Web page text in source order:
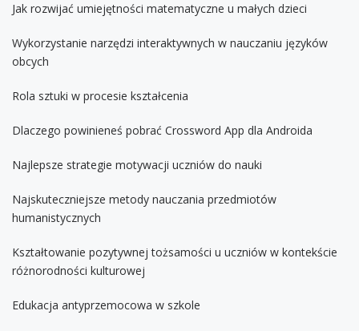
Jak rozwijać umiejętności matematyczne u małych dzieci
Wykorzystanie narzędzi interaktywnych w nauczaniu języków
obcych
Rola sztuki w procesie kształcenia
Dlaczego powinieneś pobrać Crossword App dla Androida
Najlepsze strategie motywacji uczniów do nauki
Najskuteczniejsze metody nauczania przedmiotów
humanistycznych
Kształtowanie pozytywnej tożsamości u uczniów w kontekście
różnorodności kulturowej
Edukacja antyprzemocowa w szkole